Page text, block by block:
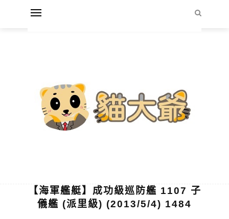
【海軍艦艇】成功級巡防艦 1107 子
儀艦 (派里級) (2013/5/4) 1484